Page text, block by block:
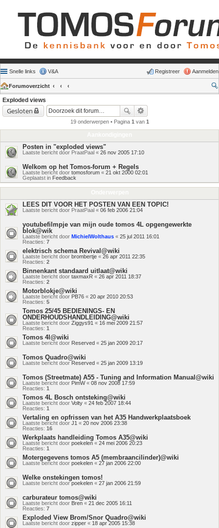
Snelle links V&A Aanmelden
Registreer
Forumoverzicht
Exploded views
Gesloten
19 onderwerpen • Pagina 1 van 1
Posten in "exploded views"
Laatste bericht door PraatPaal « 26 nov 2005 17:10
Welkom op het Tomos-forum + Regels
Laatste bericht door tomosforum « 21 okt 2000 02:01
Geplaatst in Feedback
LEES DIT VOOR HET POSTEN VAN EEN TOPIC!
Laatste bericht door PraatPaal « 06 feb 2006 21:04
youtubefilmpje van mijn oude tomos 4L opgengewerkte
blok@wik
Laatste bericht door MichielWolthaus « 25 jul 2011 16:01
Reacties: 7
elektrisch schema Revival@wiki
Laatste bericht door brombertje « 26 apr 2011 22:35
Reacties: 2
Binnenkant standaard uitlaat@wiki
Laatste bericht door taxmaxR « 26 apr 2011 18:37
Reacties: 2
Motorblokje@wiki
Laatste bericht door PB76 « 20 apr 2010 20:53
Reacties: 5
Tomos 25/45 BEDIENINGS- EN
ONDERHOUDSHANDLEIDING@wiki
Laatste bericht door Ziggys91 « 16 mei 2009 21:57
Reacties: 1
Tomos 4l@wiki
Laatste bericht door Reserved « 25 jan 2009 20:17
Tomos Quadro@wiki
Laatste bericht door Reserved « 25 jan 2009 13:19
Tomos (Streetmate) A55 - Tuning and Information Manual@wiki
Laatste bericht door PimW« 08 nov 2008 17:59
Reacties: 1
Tomos 4L Bosch ontsteking@wiki
Laatste bericht door Volty « 24 feb 2007 18:44
Reacties: 1
Vertaling en opfrissen van het A35 Handwerkplaatsboek
Laatste bericht door J1 « 20 nov 2006 23:38
Reacties: 16
Werkplaats handleiding Tomos A35@wiki
Laatste bericht door poekelen « 24 mei 2006 20:23
Reacties: 1
Motergegevens tomos A5 (membraancilinder)@wiki
Laatste bericht door poekelen « 27 jan 2006 22:00
Welke onstekingen tomos!
Laatste bericht doorpoekelen « 27 jan 2006 21:59
carburateur tomos@wiki
Laatste bericht door Bren « 21 dec 2005 16:11
Reacties: 7
Exploded View Brom/Snor Quadro@wiki
Laatste bericht door zipper « 18 apr 2005 15:38